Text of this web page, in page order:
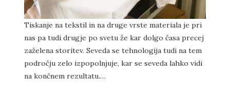
Tiskanje na tekstil in na druge vrste materiala je pri
nas pa tudi drugje po svetu že kar dolgo časa precej
zaželena storitev. Seveda se tehnologija tudi na tem
področju zelo izpopolnjuje, kar se seveda lahko vidi
na končnem rezultatu.…